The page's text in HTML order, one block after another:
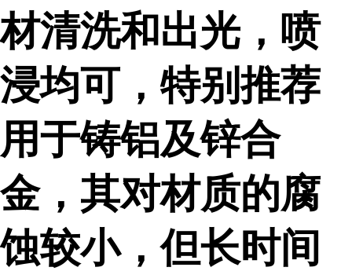
材清洗和出光，喷
浸均可，特别推荐
用于铸铝及锌合
金，其对材质的腐
蚀较小，但长时间